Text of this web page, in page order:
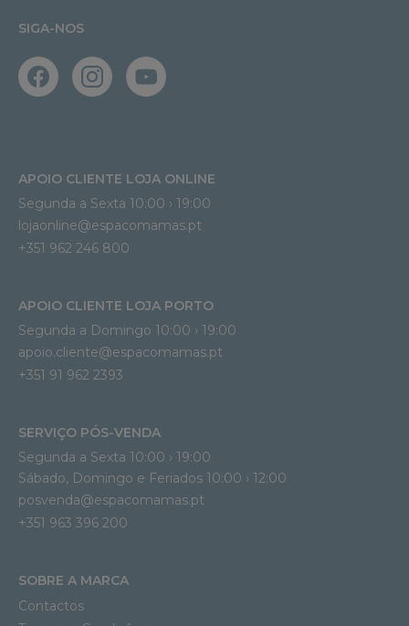
SIGA-NOS
APOIO CLIENTE LOJA ONLINE
Segunda a Sexta 10:00 › 19:00
lojaonline@espacomamas.pt
+351 962 246 800
APOIO CLIENTE LOJA PORTO
Segunda a Domingo 10:00 › 19:00
apoio.cliente@espacomamas.pt
+351 91 962 2393
SERVIÇO PÓS-VENDA
Segunda a Sexta 10:00 › 19:00
Sábado, Domingo e Feriados 10:00 › 12:00
posvenda@espacomamas.pt
+351 963 396 200
SOBRE A MARCA
Contactos